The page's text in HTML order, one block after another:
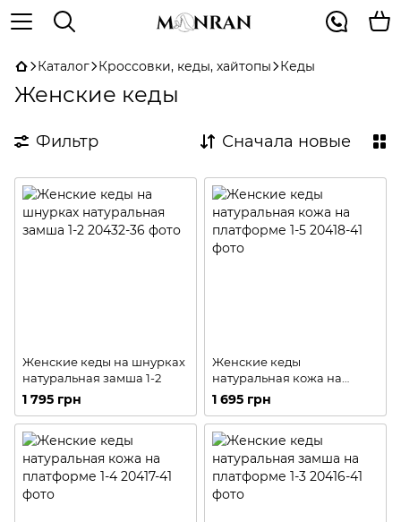
Каталог Кроссовки, кеды, хайтопы Кеды
Женские кеды
Фильтр Сначала новые
Женские кеды на шнурках
натуральная замша 1-2
1 795 грн
Женские кеды
натуральная кожа на
платформе 1-5
1 695 грн